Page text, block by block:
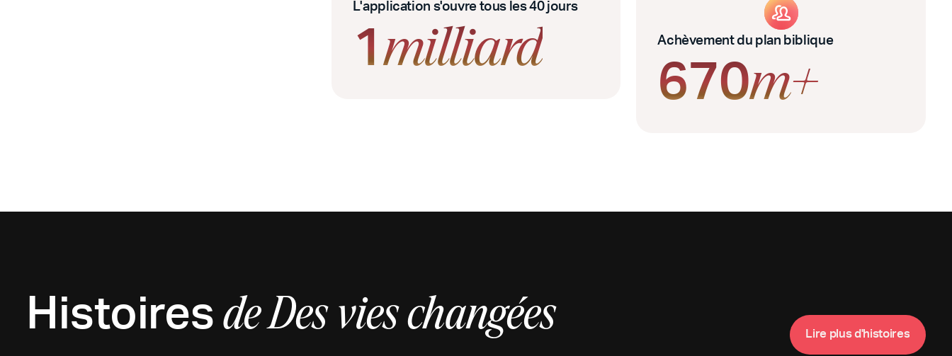
L'application s'ouvre tous les 40 jours
1milliard Achèvement du plan biblique
670m+
Histoires deDes vies changées Lire plusd'histoires